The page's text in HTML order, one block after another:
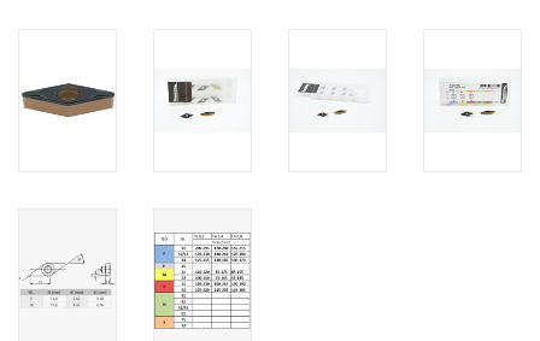
Verspaanbaar materiaal |
Werkplaatsinrichting |
Machines |